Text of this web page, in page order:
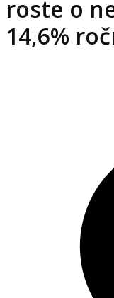
roste o
14,6%